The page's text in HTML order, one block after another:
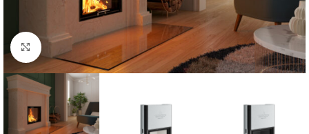
Faceți click pentru a mări